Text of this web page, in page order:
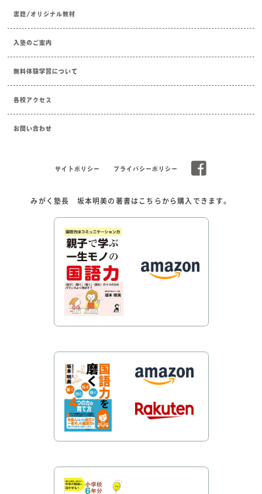
書籍/オリジナル教材
入塾のご案内
無料体験学習について
各校アクセス
お問い合わせ
サイトポリシー プライバシーポリシー
みがく塾長 坂本明美の著書はこちらから購入できます。